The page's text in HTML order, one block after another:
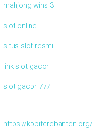
mahjong wins 3
slot online
situs slot resmi
link slot gacor
slot gacor 777
https://kopiforebanten.org/